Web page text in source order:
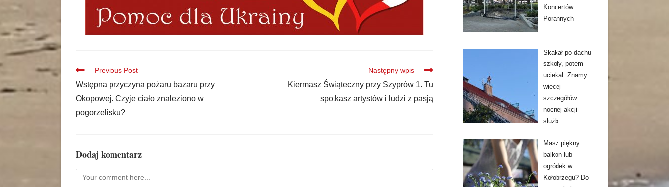
Previous Post
Wstępna przyczyna pożaru bazaru przy
Okopowej. Czyje ciało znaleziono w
pogorzelisku?
Następny wpis
Kiermasz Świąteczny przy Szyprów 1. Tu
spotkasz artystów i ludzi z pasją
Dodaj komentarz
Koncertów
Porannych
Skakał po dachu
szkoły, potem
uciekał. Znamy
więcej
szczegółów
nocnej akcji
służb
Masz piękny
balkon lub
ogródek w
Kołobrzegu? Do